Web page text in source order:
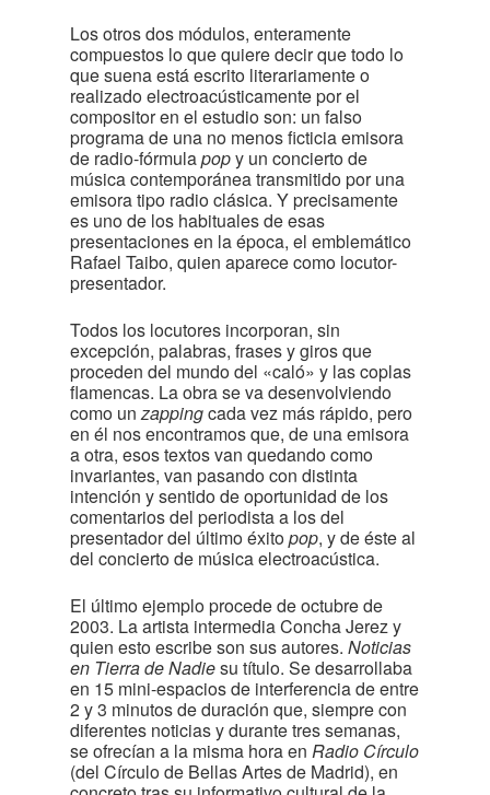
Los otros dos módulos, enteramente
compuestos lo que quiere decir que todo lo
que suena está escrito literariamente o
realizado electroacústicamente por el
compositor en el estudio son: un falso
programa de una no menos ficticia emisora
de radio-fórmulapopy un concierto de
música contemporánea transmitido por una
emisora tipo radio clásica. Y precisamente
es uno de los habituales de esas
presentaciones en la época, el emblemático
Rafael Taibo, quien aparece como locutor-
presentador.
Todos los locutores incorporan, sin
excepción, palabras, frases y giros que
proceden del mundo del «caló» y las coplas
flamencas. La obra se va desenvolviendo
como un zappingcada vez más rápido, pero
en él nos encontramos que, de una emisora
a otra, esos textos van quedando como
invariantes, van pasando con distinta
intención y sentido de oportunidad de los
comentarios del periodista a los del
presentador del último éxitopop, y de éste al
del concierto de música electroacústica.
El último ejemplo procede de octubre de
2003. La artista intermedia Concha Jerez y
quien esto escribe son sus autores. Noticias
en Tierra de Nadiesu título. Se desarrollaba
en 15 mini-espacios de interferencia de entre
2 y 3 minutos de duración que, siempre con
diferentes noticias y durante tres semanas,
se ofrecían a la misma hora en Radio Círculo
(del Círculo de Bellas Artes de Madrid), en